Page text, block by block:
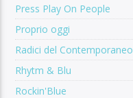
Press Play On People
Proprio oggi
Radici del Contemporaneo
Rhytm & Blu
Rockin'Blue